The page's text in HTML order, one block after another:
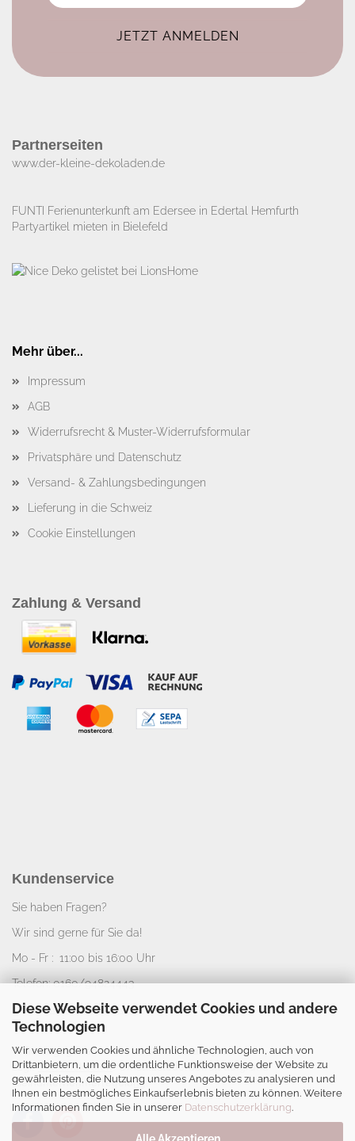
Diese Webseite verwendet Cookies und andere
Technologien
Wir verwenden Cookies und ähnliche Technologien, auch von
Drittanbietern, um die ordentliche Funktionsweise der Website zu
gewährleisten, die Nutzung unseres Angebotes zu analysieren und
Ihnen ein bestmögliches Einkaufserlebnis bieten zu können. Weitere
Informationen finden Sie in unserer Datenschutzerklärung.
Alle Akzeptieren
Partnerseiten
www.der-kleine-dekoladen.de​
FUNTI Ferienunterkunft am Edersee in Edertal Hemfurth
Partyartikel mieten in Bielefeld
Mehr über...
Impressum
AGB
Widerrufsrecht & Muster-Widerrufsformular
Privatsphäre und Datenschutz
Versand- & Zahlungsbedingungen
Lieferung in die Schweiz
Cookie Einstellungen
Zahlung & Versand
Kundenservice
Sie haben Fragen?
Wir sind gerne für Sie da!
Mo - Fr : 11:00 bis 16:00 Uhr
Telefon: 0160/94824443
E-Mail:info@nice-deko.de
*Alle angegebenen Preise sind Gesamtpreise
zzgl. Versandkosten. Umsatzsteuerbefreit aufgrund
Kleinunternehmerregelung.